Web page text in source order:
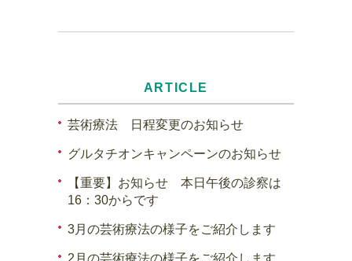
ARTICLE
芸術療法 日程変更のお知らせ
グルタチオンキャンペーンのお知らせ
【重要】お知らせ 本日午後の診察は
16：30からです
3月の芸術療法の様子をご紹介します